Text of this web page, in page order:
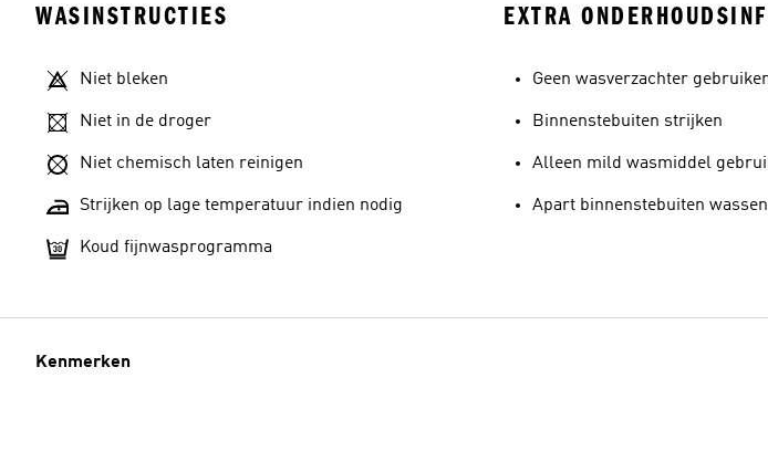
WASINSTRUCTIES
Niet bleken
Niet in de droger
Niet chemisch laten reinigen
Strijken op lage temperatuur indien nodig
Koud fijnwasprogramma
EXTRA
Geen wasverzachter
Binnenstebuiten strijken
Alleen mild wasmiddel
Apart binnenstebuiten wassen
Kenmerken